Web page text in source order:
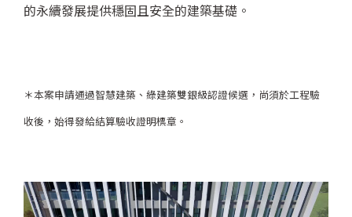
的永續發展提供穩固且安全的建築基礎。
＊本案申請通過智慧建築、綠建築雙銀級認證候選，尚須於工程驗
收後，始得發給結算驗收證明標章。